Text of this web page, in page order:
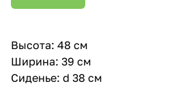
Высота: 48 см
Ширина: 39 см
Сиденье: d 38 см